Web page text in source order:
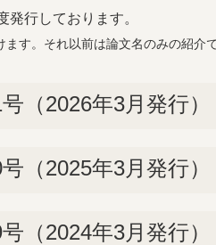
行しております。
す。それ以前は論文名のみの紹介で
（2026年3月発行）
（2025年3月発行）
（2024年3月発行）